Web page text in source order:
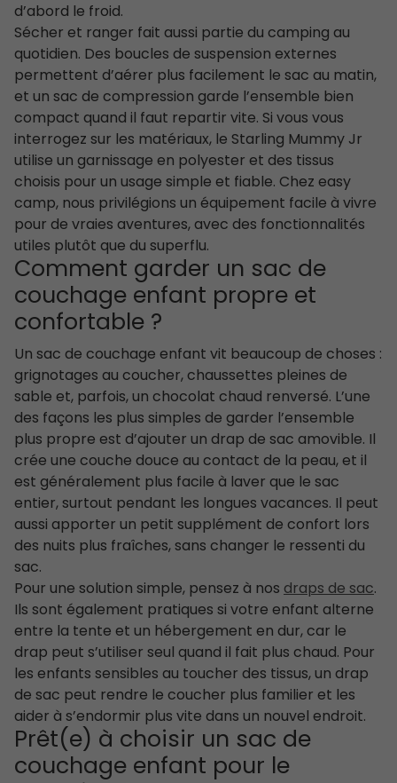
d’abord le froid.
Sécher et ranger fait aussi partie du camping au
quotidien. Des boucles de suspension externes
permettent d’aérer plus facilement le sac au matin,
et un sac de compression garde l’ensemble bien
compact quand il faut repartir vite. Si vous vous
interrogez sur les matériaux, le Starling Mummy Jr
utilise un garnissage en polyester et des tissus
choisis pour un usage simple et fiable. Chez easy
camp, nous privilégions un équipement facile à vivre
pour de vraies aventures, avec des fonctionnalités
utiles plutôt que du superflu.
Comment garder un sac de
couchage enfant propre et
confortable ?
Un sac de couchage enfant vit beaucoup de choses :
grignotages au coucher, chaussettes pleines de
sable et, parfois, un chocolat chaud renversé. L’une
des façons les plus simples de garder l’ensemble
plus propre est d’ajouter un drap de sac amovible. Il
crée une couche douce au contact de la peau, et il
est généralement plus facile à laver que le sac
entier, surtout pendant les longues vacances. Il peut
aussi apporter un petit supplément de confort lors
des nuits plus fraîches, sans changer le ressenti du
sac.
Pour une solution simple, pensez à nosdraps de sac.
Ils sont également pratiques si votre enfant alterne
entre la tente et un hébergement en dur, car le
drap peut s’utiliser seul quand il fait plus chaud. Pour
les enfants sensibles au toucher des tissus, un drap
de sac peut rendre le coucher plus familier et les
aider à s’endormir plus vite dans un nouvel endroit.
Prêt(e) à choisir un sac de
couchage enfant pour le